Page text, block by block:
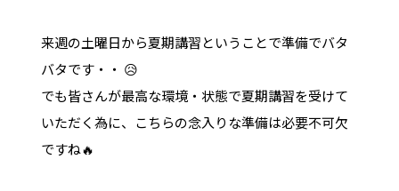
来週の土曜日から夏期講習ということで準備でバタ
バタです・・ 😥
でも皆さんが最高な環境・状態で夏期講習を受けて
いただく為に、こちらの念入りな準備は必要不可欠
ですね🔥